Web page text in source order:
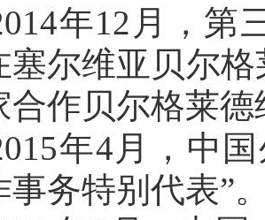
年12月，
塞尔维亚贝尔
合作贝尔格莱德
年4月，中
事务特别代表”